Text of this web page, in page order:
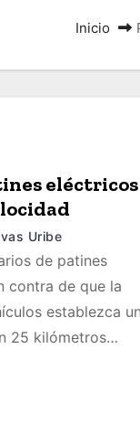
Inicio
eléctricos
Uribe
de patines
contra de que la
establezca
25 kilómetros…